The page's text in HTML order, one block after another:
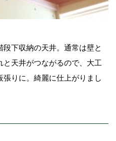
下収納の天井。通常は壁と
天井がつながるので、大工
りに。綺麗に仕上がりまし